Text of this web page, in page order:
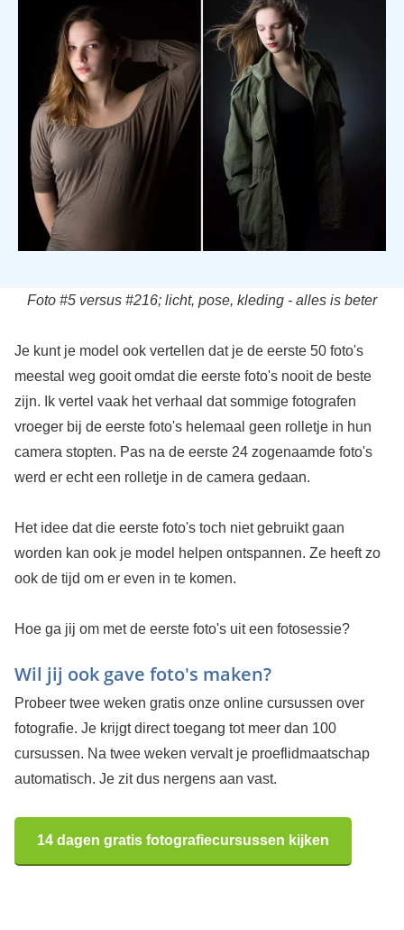
Foto #5 versus #216; licht, pose, kleding - alles is beter
Je kunt je model ook vertellen dat je de eerste 50 foto's
meestal weg gooit omdat die eerste foto's nooit de beste
zijn. Ik vertel vaak het verhaal dat sommige fotografen
vroeger bij de eerste foto's helemaal geen rolletje in hun
camera stopten. Pas na de eerste 24 zogenaamde foto's
werd er echt een rolletje in de camera gedaan.
Het idee dat die eerste foto's toch niet gebruikt gaan
worden kan ook je model helpen ontspannen. Ze heeft zo
ook de tijd om er even in te komen.
Hoe ga jij om met de eerste foto's uit een fotosessie?
Wil jij ook gave foto's maken?
Probeer twee weken gratis onze online cursussen over
fotografie. Je krijgt direct toegang tot meer dan 100
cursussen. Na twee weken vervalt je proeflidmaatschap
automatisch. Je zit dus nergens aan vast.
14 dagen gratis fotografiecursussen kijken